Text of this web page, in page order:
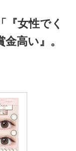
『女性でく
高い』。